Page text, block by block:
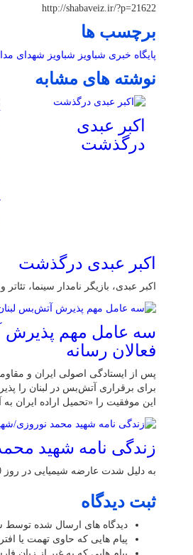
http://shabaveiz.ir/?p=21622
برچسب ها
پایگاه خبری شباویز شباویز شهدای
نوشته های مشابه
اکبر عبدی
درگذشت
اکبر عبدی درگذشت
اکبر عبدی، بازیگر نامدار سینما،
سه عامل مهم پذیرش
فعالان رسانه
پس از ایستادگی اصولی ایران و
برای برقراری آتش‌بس در لبنان را
این موفقیت را «تحمیل اراده ایران
زندگی نامه شهید
به دلیل شدت عارضه شیمیایی در روز 10 شهریور ماه 1400 در سوریه آسمانی شد
ثبت دیدگاه
دیدگاه های ارسال شده توسط
پیام هایی که حاوی تهمت یا